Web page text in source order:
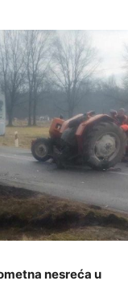
nesreća u